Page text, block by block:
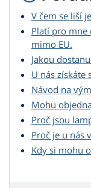
V čem se liší
Platí pro mne
mimo EU.
Jakou
U nás získáte
Návod na
Mohu
Proč jsou
Proč je u nás
Kdy si mohu